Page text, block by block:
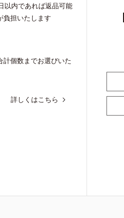
以内であれば返品可能
担いたします
計個数までお選びいた
詳しくはこちら